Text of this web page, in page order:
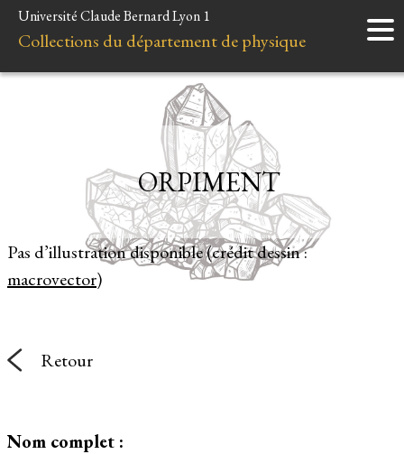
Accueil
Instruments
Liens et ressources
Université Claude Bernard Lyon 1
Collections du département de physique
Pas d’illustration disponible (crédit dessin :
macrovector)
ORPIMENT
Retour
Nom complet :